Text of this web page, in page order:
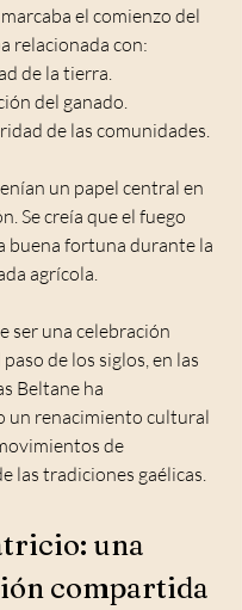
el comienzo del
relacionada con:
de la tierra.
del ganado.
de las comunidades.
un papel central en
Se creía que el fuego
buena fortuna durante la
agrícola.
ser una celebración
de los siglos, en las
Beltane ha
un renacimiento cultural
de
las tradiciones gaélicas.
una
compartida